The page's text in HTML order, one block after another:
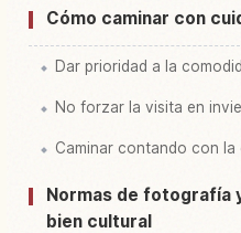
Cómo caminar con
Dar prioridad a la
No forzar la visita en
Caminar contando con
Normas de fotografía
bien cultural